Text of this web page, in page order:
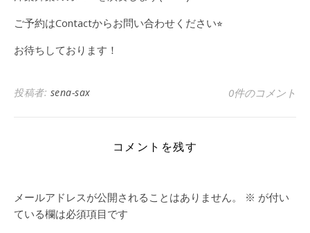
ご予約はContactからお問い合わせください⭐︎
お待ちしております！
投稿者: sena-sax 0件のコメント
コメントを残す
メールアドレスが公開されることはありません。 ※ が付い
ている欄は必須項目です